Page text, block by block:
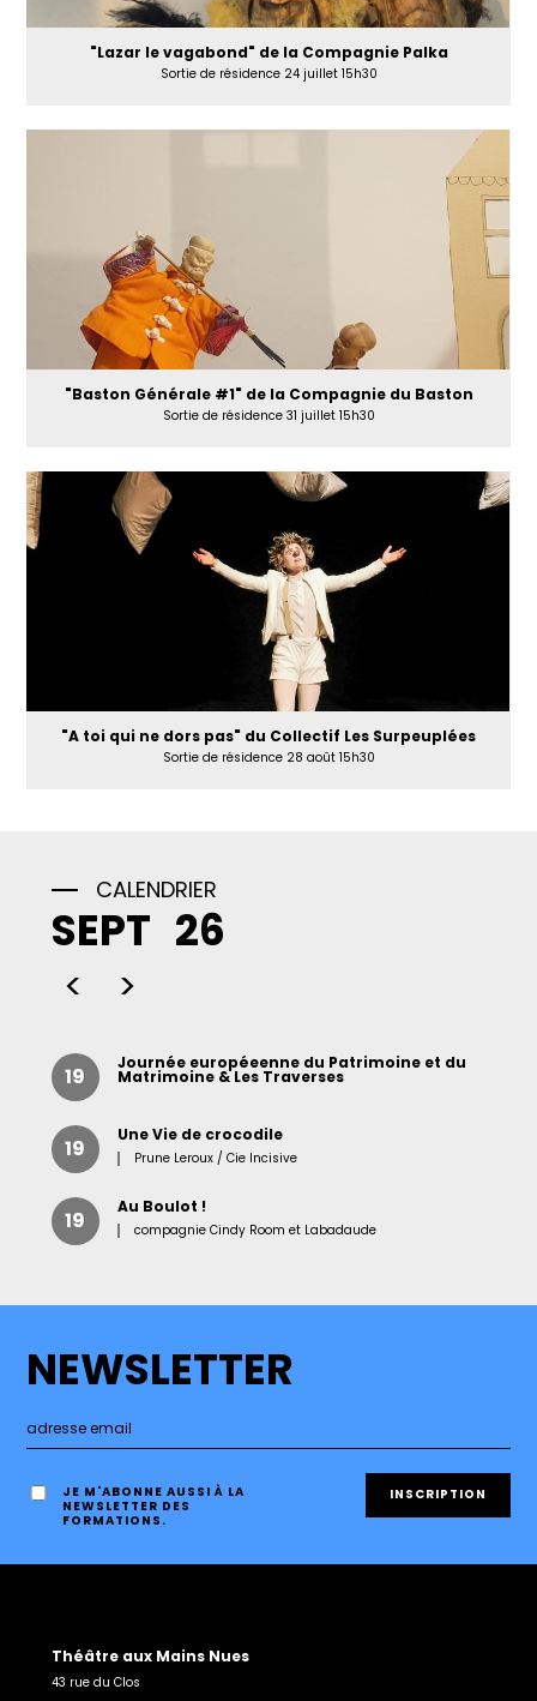
"Lazar le vagabond" de la Compagnie Palka
Sortie de résidence 24 juillet 15h30
"Baston Générale #1" de la Compagnie du Baston
Sortie de résidence 31 juillet 15h30
"A toi qui ne dors pas" du Collectif Les Surpeuplées
Sortie de résidence 28 août 15h30
CALENDRIER
SEPT 26
< >
19
Journée européeenne du Patrimoine et du
Matrimoine & Les Traverses
19
Une Vie de crocodile
Prune Leroux / Cie Incisive
19
Au Boulot !
compagnie Cindy Room et Labadaude
NEWSLETTER
JE M'ABONNE AUSSI À LA
NEWSLETTER DES
FORMATIONS.
Théâtre aux Mains Nues
43 rue du Clos